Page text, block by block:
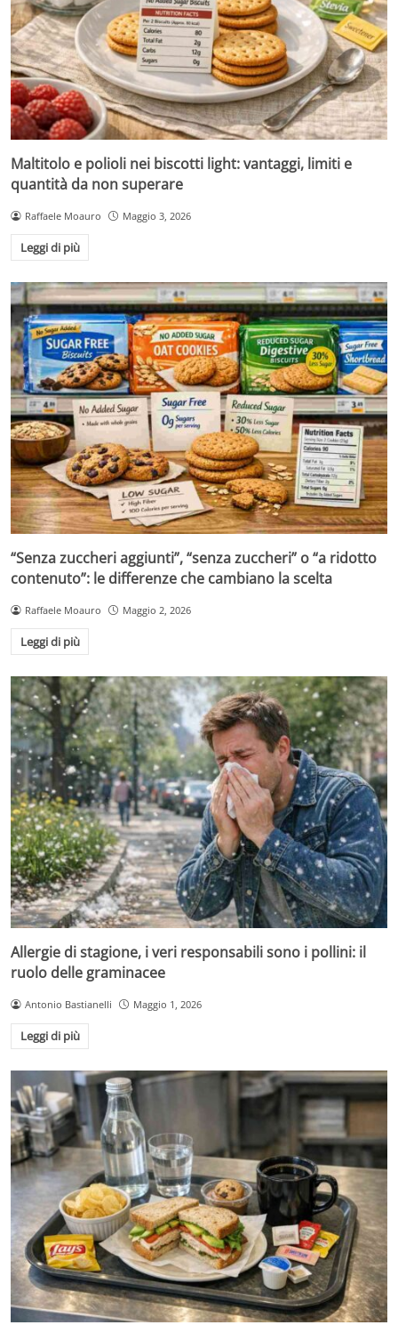
Maltitolo e polioli nei biscotti light: vantaggi, limiti e
quantità da non superare
Raffaele Moauro Maggio 3, 2026
Leggi di più
“Senza zuccheri aggiunti”, “senza zuccheri” o “a ridotto
contenuto”: le differenze che cambiano la scelta
Raffaele Moauro Maggio 2, 2026
Leggi di più
Allergie di stagione, i veri responsabili sono i pollini: il
ruolo delle graminacee
Antonio Bastianelli Maggio 1, 2026
Leggi di più